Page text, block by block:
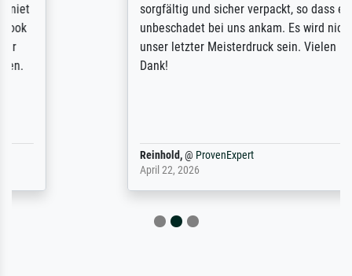
sorgfältig und sicher verpackt, so dass es
unbeschadet bei uns ankam. Es wird nicht
unser letzter Meisterdruck sein. Vielen
ProvenExpert